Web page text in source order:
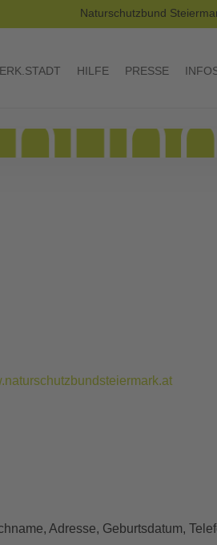
Naturschutzbund
HILFE PRESSE
Adresse, Geburtsdatum,